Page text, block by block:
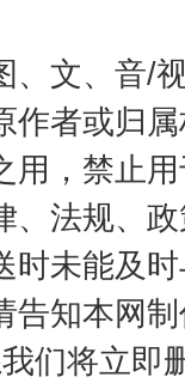
、文、音/
作者或归
用，禁止
、法规、
时未能及
告知本网
们将立即
法